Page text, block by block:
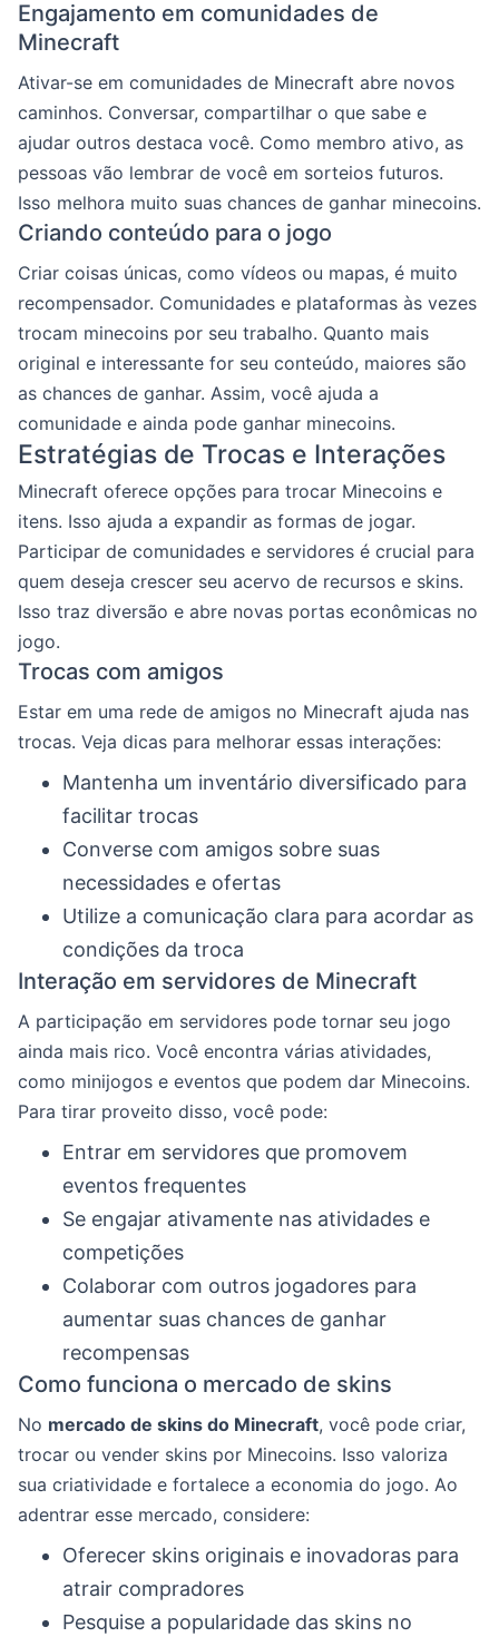
Engajamento em comunidades de
Minecraft
Ativar-se em comunidades de Minecraft abre novos
caminhos. Conversar, compartilhar o que sabe e
ajudar outros destaca você. Como membro ativo, as
pessoas vão lembrar de você em sorteios futuros.
Isso melhora muito suas chances de ganhar minecoins.
Criando conteúdo para o jogo
Criar coisas únicas, como vídeos ou mapas, é muito
recompensador. Comunidades e plataformas às vezes
trocam minecoins por seu trabalho. Quanto mais
original e interessante for seu conteúdo, maiores são
as chances de ganhar. Assim, você ajuda a
comunidade e ainda pode ganhar minecoins.
Estratégias de Trocas e Interações
Minecraft oferece opções para trocar Minecoins e
itens. Isso ajuda a expandir as formas de jogar.
Participar de comunidades e servidores é crucial para
quem deseja crescer seu acervo de recursos e skins.
Isso traz diversão e abre novas portas econômicas no
jogo.
Trocas com amigos
Estar em uma rede de amigos no Minecraft ajuda nas
trocas. Veja dicas para melhorar essas interações:
Mantenha um inventário diversificado para
facilitar trocas
Converse com amigos sobre suas
necessidades e ofertas
Utilize a comunicação clara para acordar as
condições da troca
Interação em servidores de Minecraft
A participação em servidores pode tornar seu jogo
ainda mais rico. Você encontra várias atividades,
como minijogos e eventos que podem dar Minecoins.
Para tirar proveito disso, você pode:
Entrar em servidores que promovem
eventos frequentes
Se engajar ativamente nas atividades e
competições
Colaborar com outros jogadores para
aumentar suas chances de ganhar
recompensas
Como funciona o mercado de skins
No mercado de skins do Minecraft, você pode criar,
trocar ou vender skins por Minecoins. Isso valoriza
sua criatividade e fortalece a economia do jogo. Ao
adentrar esse mercado, considere:
Oferecer skins originais e inovadoras para
atrair compradores
Pesquise a popularidade das skins no